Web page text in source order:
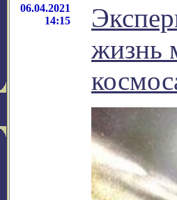
06.04.2021
14:15
жизнь